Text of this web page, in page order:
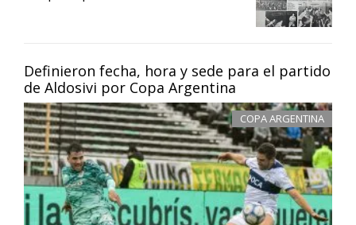
Definieron fecha, hora y sede para el partido
de Aldosivi por Copa Argentina
COPA ARGENTINA